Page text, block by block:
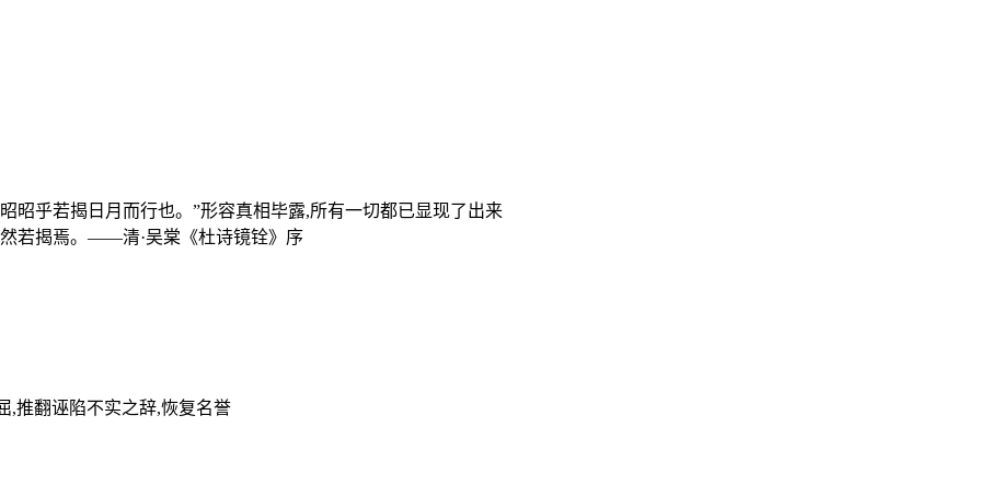
昭昭乎若揭日月而行也。”形容真相毕露,所有一切都已显现了出来
若揭焉。——清·吴棠《杜诗镜铨》序
屈,推翻诬陷不实之辞,恢复名誉